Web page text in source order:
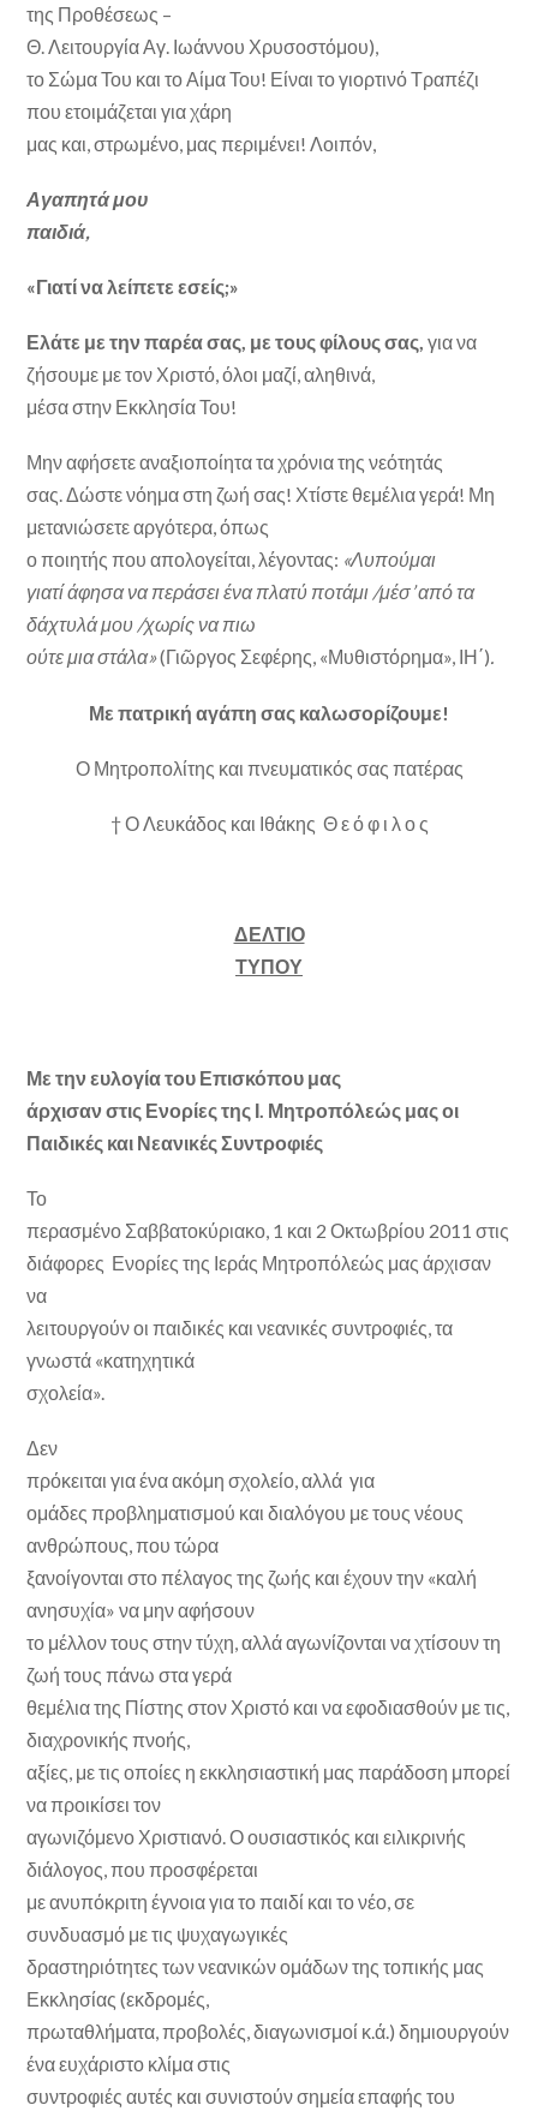
της Προθέσεως –
Θ. Λειτουργία Αγ. Ιωάννου Χρυσοστόμου),
το Σώμα Του και το Αίμα Του! Είναι το γιορτινό Τραπέζι
που ετοιμάζεται για χάρη
μας και, στρωμένο, μας περιμένει! Λοιπόν,
Αγαπητά μου
παιδιά,
«Γιατί να λείπετε εσείς;»
Ελάτε με την παρέα σας, με τους φίλους σας, για να
ζήσουμε με τον Χριστό, όλοι μαζί, αληθινά,
μέσα στην Εκκλησία Του!
Μην αφήσετε αναξιοποίητα τα χρόνια της νεότητάς
σας. Δώστε νόημα στη ζωή σας! Χτίστε θεμέλια γερά! Μη
μετανιώσετε αργότερα, όπως
ο ποιητής που απολογείται, λέγοντας: «Λυπούμαι
γιατί άφησα να περάσει ένα πλατύ ποτάμι /μέσ’ από τα
δάχτυλά μου /χωρίς να πιω
ούτε μια στάλα»(Γιῶργος Σεφέρης, «Μυθιστόρημα», ΙΗ΄).
Με πατρική αγάπη σας καλωσορίζουμε!
Ο Μητροπολίτης και πνευματικός σας πατέρας
† Ο Λευκάδος και Ιθάκης Θ ε ό φ ι λ ο ς
ΔΕΛΤΙΟ
ΤΥΠΟΥ
Με την ευλογία του Επισκόπου μας
άρχισαν στις Ενορίες της Ι. Μητροπόλεώς μας οι
Παιδικές και Νεανικές Συντροφιές
Το
περασμένο Σαββατοκύριακο, 1 και 2 Οκτωβρίου 2011 στις
διάφορες Ενορίες της Ιεράς Μητροπόλεώς μας άρχισαν
να
λειτουργούν οι παιδικές και νεανικές συντροφιές, τα
γνωστά «κατηχητικά
σχολεία».
Δεν
πρόκειται για ένα ακόμη σχολείο, αλλά για
ομάδες προβληματισμού και διαλόγου με τους νέους
ανθρώπους, που τώρα
ξανοίγονται στο πέλαγος της ζωής και έχουν την «καλή
ανησυχία» να μην αφήσουν
το μέλλον τους στην τύχη, αλλά αγωνίζονται να χτίσουν τη
ζωή τους πάνω στα γερά
θεμέλια της Πίστης στον Χριστό και να εφοδιασθούν με τις,
διαχρονικής πνοής,
αξίες, με τις οποίες η εκκλησιαστική μας παράδοση μπορεί
να προικίσει τον
αγωνιζόμενο Χριστιανό. Ο ουσιαστικός και ειλικρινής
διάλογος, που προσφέρεται
με ανυπόκριτη έγνοια για το παιδί και το νέο, σε
συνδυασμό με τις ψυχαγωγικές
δραστηριότητες των νεανικών ομάδων της τοπικής μας
Εκκλησίας (εκδρομές,
πρωταθλήματα, προβολές, διαγωνισμοί κ.ά.) δημιουργούν
ένα ευχάριστο κλίμα στις
συντροφιές αυτές και συνιστούν σημεία επαφής του